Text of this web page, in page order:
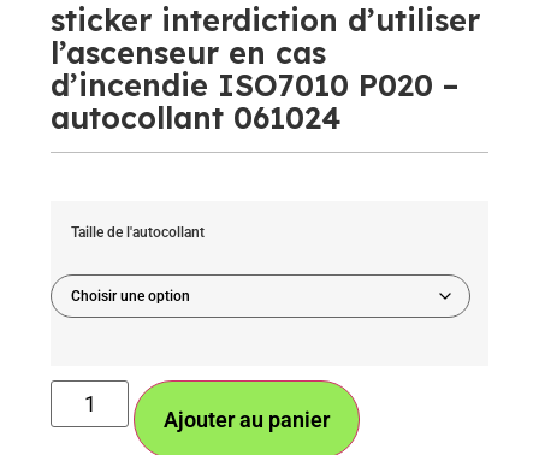
sticker interdiction d’utiliser
l’ascenseur en cas
d’incendie ISO7010 P020 –
autocollant 061024
Taille de l'autocollant
Ajouter au panier